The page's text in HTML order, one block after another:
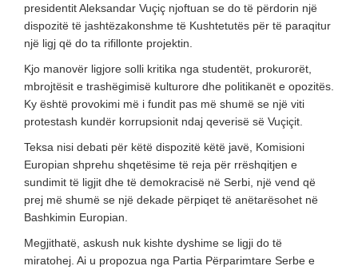
presidentit Aleksandar Vuçiç njoftuan se do të përdorin një
dispozitë të jashtëzakonshme të Kushtetutës për të paraqitur
një ligj që do ta rifillonte projektin.
Kjo manovër ligjore solli kritika nga studentët, prokurorët,
mbrojtësit e trashëgimisë kulturore dhe politikanët e opozitës.
Ky është provokimi më i fundit pas më shumë se një viti
protestash kundër korrupsionit ndaj qeverisë së Vuçiçit.
Teksa nisi debati për këtë dispozitë këtë javë, Komisioni
Europian shprehu shqetësime të reja për rrëshqitjen e
sundimit të ligjit dhe të demokracisë në Serbi, një vend që
prej më shumë se një dekade përpiqet të anëtarësohet në
Bashkimin Europian.
Megjithatë, askush nuk kishte dyshime se ligji do të
miratohej. Ai u propozua nga Partia Përparimtare Serbe e